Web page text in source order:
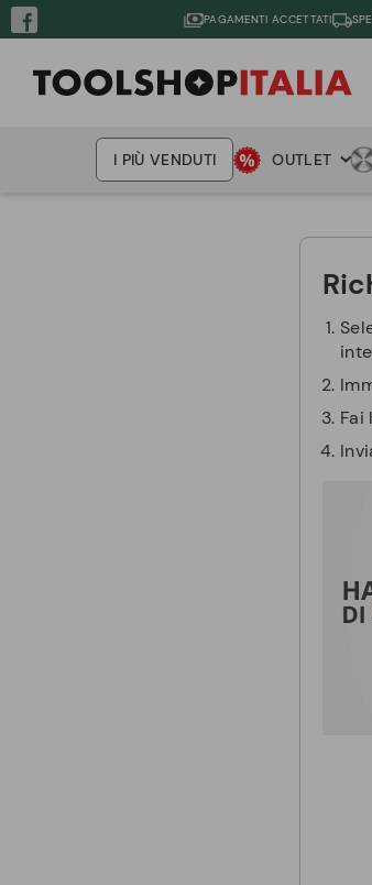
PAGAMENTI ACCETTATI
I PIÙ VENDUTI OUTLET
Fai